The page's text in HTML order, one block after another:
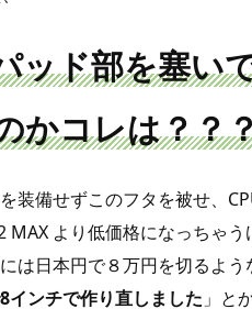
ッド部を塞い
かコレは？？
装備せずこのフタを被せ、
MAX より低価格になっちゃ
は日本円で８万円を切るよう
インチで作り直しました 」と